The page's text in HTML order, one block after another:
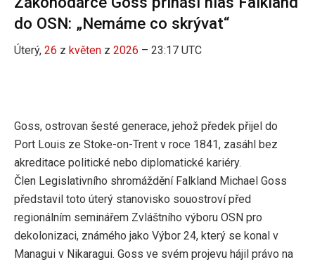
do OSN: „Nemáme co skrývat“
Úterý, 26 z květen z 2026 – 23:17 UTC
Goss, ostrovan šesté generace, jehož předek přijel do
Port Louis ze Stoke-on-Trent v roce 1841, zasáhl bez
akreditace politické nebo diplomatické kariéry.
Člen Legislativního shromáždění Falkland Michael Goss
představil toto úterý stanovisko souostroví před
regionálním seminářem Zvláštního výboru OSN pro
dekolonizaci, známého jako Výbor 24, který se konal v
Managui v Nikaragui. Goss ve svém projevu hájil právo na